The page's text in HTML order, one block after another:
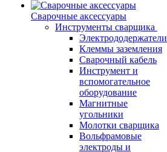
Сварочные аксессуары
Инструменты сварщика
Электрододержатели
Клеммы заземления
Сварочный кабель
Инструмент и
вспомогательное
оборудование
Магнитные
угольники
Молотки сварщика
Вольфрамовые
электроды и